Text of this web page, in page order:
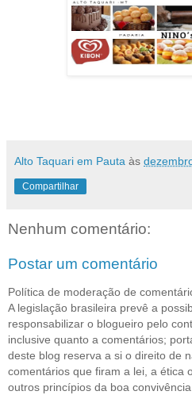
Alto Taquari em Pauta às
Compartilhar
Nenhum comentário:
Postar um comentário
Política de moderação de
A legislação brasileira prevê a
responsabilizar o blogueiro pelo
inclusive quanto a comentários;
deste blog reserva a si o direito de
comentários que firam a lei, a ética
outros princípios da boa